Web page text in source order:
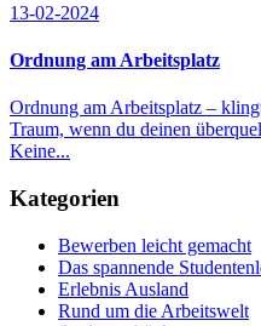
13-02-2024
Ordnung am Arbeitsplatz
Ordnung am Arbeitsplatz –
Traum, wenn du deinen
Keine...
Kategorien
Bewerben leicht gemacht
Das spannende
Erlebnis Ausland
Rund um die Arbeitswelt